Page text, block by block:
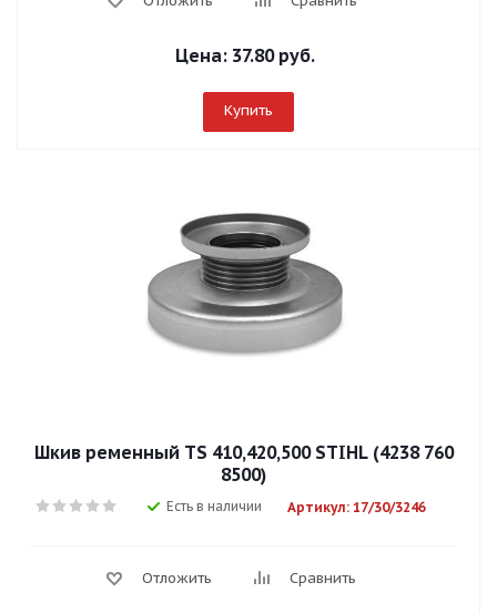
Цена: 37.80 руб.
Купить
Шкив ременный TS 410,420,500 STIHL (4238 760
8500)
Есть в наличии Артикул: 17/30/3246
Отложить Сравнить